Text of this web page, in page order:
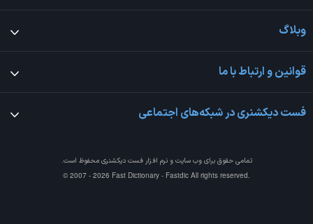
وبلاگ
قوانین و ارتباط با ما
فست دیکشنری در شبکه‌های اجتماعی
تمامی حقوق برای وب سایت و نرم افزارفست دیکشنری محفوظ است.
© 2007 - 2026 Fast Dictionary - Fastdic All rights reserved.